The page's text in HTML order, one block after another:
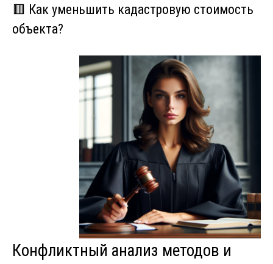
🟥 Как уменьшить кадастровую стоимость
объекта?
Конфликтный анализ методов и